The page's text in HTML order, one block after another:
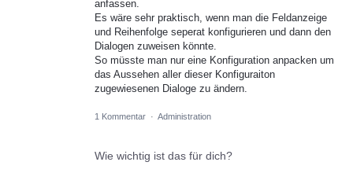
anfassen.
Es wäre sehr praktisch, wenn man die Feldanzeige
und Reihenfolge seperat konfigurieren und dann den
Dialogen zuweisen könnte.
So müsste man nur eine Konfiguration anpacken um
das Aussehen aller dieser Konfiguraiton
zugewiesenen Dialoge zu ändern.
1 Kommentar · Administration
Wie wichtig ist das für dich?